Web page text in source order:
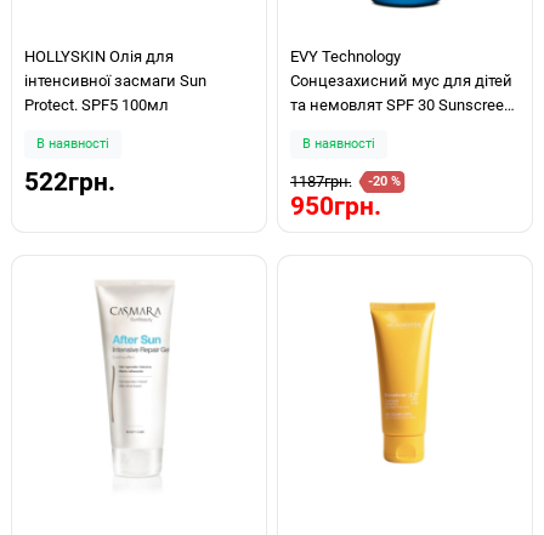
HOLLYSKIN Олія для
інтенсивної засмаги Sun
Protect. SPF5 100мл
В наявності
522грн.
EVY Technology
Сонцезахисний мус для дітей
та немовлят SPF 30 Sunscreen
В наявності
1187грн. -20 %
950грн.